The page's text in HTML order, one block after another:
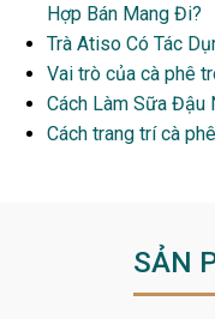
Hợp Bán Mang Đi?
Trà Atiso Có Tác
Vai trò của cà phê
Cách Làm Sữa Đậu
Cách trang trí cà
SẢN